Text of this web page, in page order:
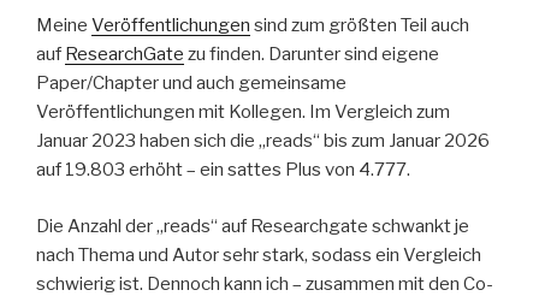
Meine Veröffentlichungen sind zum größten Teil auch
auf ResearchGate zu finden. Darunter sind eigene
Paper/Chapter und auch gemeinsame
Veröffentlichungen mit Kollegen. Im Vergleich zum
Januar 2023 haben sich die „reads“ bis zum Januar 2026
auf 19.803 erhöht – ein sattes Plus von 4.777.
Die Anzahl der „reads“ auf Researchgate schwankt je
nach Thema und Autor sehr stark, sodass ein Vergleich
schwierig ist. Dennoch kann ich – zusammen mit den Co-